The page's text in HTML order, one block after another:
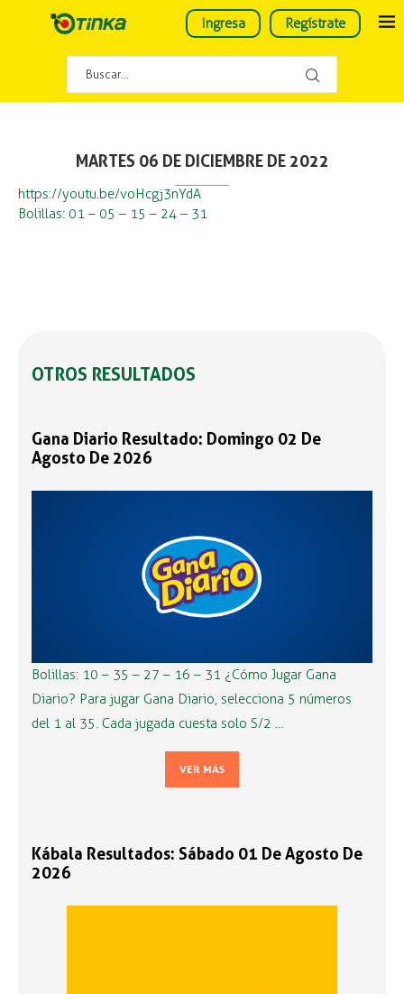
Ingresa Regístrate
MARTES 06 DE DICIEMBRE DE 2022
https://youtu.be/voHcgj3nYdA
Bolillas: 01 – 05 – 15 – 24 – 31
OTROS RESULTADOS
Gana Diario Resultado: Domingo 02 De
Agosto De 2026
Bolillas: 10 – 35 – 27 – 16 – 31 ¿Cómo Jugar Gana
Diario? Para jugar Gana Diario, selecciona 5 números
del 1 al 35. Cada jugada cuesta solo S/2 …
VER MÁS
Kábala Resultados: Sábado 01 De Agosto De
2026